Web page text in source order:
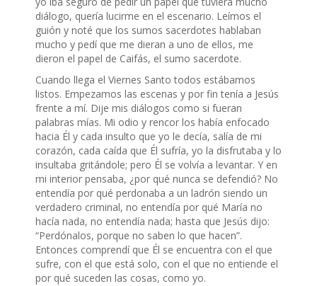
diálogo, quería lucirme en el escenario. Leímos el
guión y noté que los sumos sacerdotes hablaban
mucho y pedí que me dieran a uno de ellos, me
dieron el papel de Caifás, el sumo sacerdote.
Cuando llega el Viernes Santo todos estábamos
listos. Empezamos las escenas y por fin tenía a Jesús
frente a mí. Dije mis diálogos como si fueran
palabras mías. Mi odio y rencor los había enfocado
hacia Él y cada insulto que yo le decía, salía de mi
corazón, cada caída que Él sufría, yo la disfrutaba y lo
insultaba gritándole; pero Él se volvía a levantar. Y en
mi interior pensaba, ¿por qué nunca se defendió? No
entendía por qué perdonaba a un ladrón siendo un
verdadero criminal, no entendía por qué María no
hacía nada, no entendía nada; hasta que Jesús dijo:
“Perdónalos, porque no saben lo que hacen”.
Entonces comprendí que Él se encuentra con el que
sufre, con el que está solo, con el que no entiende el
por qué suceden las cosas, como yo.